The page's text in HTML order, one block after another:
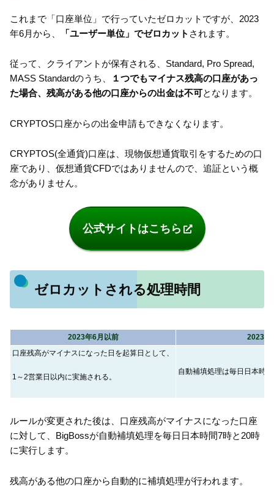
これまで「口座単位」で行っていたゼロカットですが、2023
年6月から、
「ユーザー単位」でゼロカット されます。
従って、クライアントが保有される、Standard, Pro Spread,
MASS Standardのうち、
１つでもマイナス残高の口座があっ
た場合、残高がある他の口座からの出金は不可となります。
CRYPTOS口座からの出金申請もできなくなります。
CRYPTOS(全通貨)口座は、現物仮想通貨取引をするための口
座であり、仮想通貨CFDではありませんので、追証という概
念がありません。
公式サイトはこちら
ゼロカットされる処理時間
2023年6月以前
2023年
口座残高がマイナスになった日を起算日として、
1～2営業日以内に実施される。
自動補填処理は毎日日本時
ルールが変更された後は、口座残高がマイナスになった口座
に対して、BigBossが自動補填処理を毎日日本時間7時と20時
に実行します。
残高がある他の口座から自動的に補填処理が行われます。